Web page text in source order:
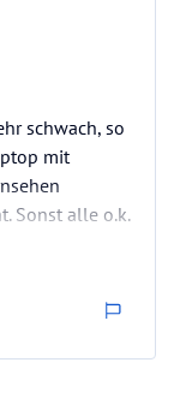
schwach, so
mit
Sonst alle o.k.